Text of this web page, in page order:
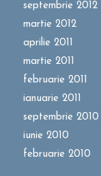
septembrie 2012
martie 2012
aprilie 2011
martie 2011
februarie 2011
ianuarie 2011
septembrie 2010
iunie 2010
februarie 2010